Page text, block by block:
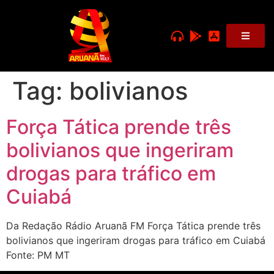
Tag: bolivianos
Força Tática prende três
bolivianos que ingeriram
drogas para tráfico em
Cuiabá
Da Redação Rádio Aruanã FM Força Tática prende três
bolivianos que ingeriram drogas para tráfico em Cuiabá
Fonte: PM MT